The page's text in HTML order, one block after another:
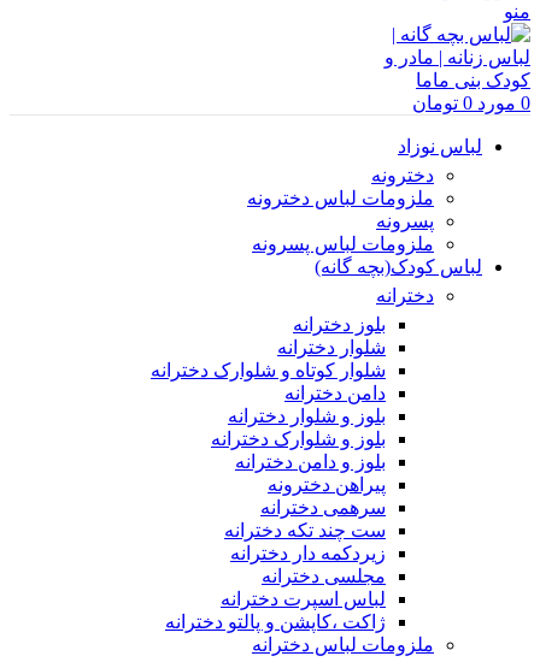
منو
0 مورد 0 تومان
لباس نوزاد
دخترونه
ملزومات لباس دخترونه
پسرونه
ملزومات لباس پسرونه
لباس کودک(بچه گانه)
دخترانه
بلوز دخترانه
شلوار دخترانه
شلوار کوتاه و شلوارک دخترانه
دامن دخترانه
بلوز و شلوار دخترانه
بلوز و شلوارک دخترانه
بلوز و دامن دخترانه
پیراهن دخترونه
سرهمی دخترانه
ست چند تکه دخترانه
زیردکمه دار دخترانه
مجلسی دخترانه
لباس اسپرت دخترانه
ژاکت ،کاپشن و پالتو دخترانه
ملزومات لباس دخترانه